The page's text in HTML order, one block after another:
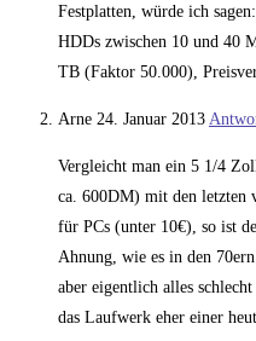
Festplatten, würde ich
HDDs zwischen 10 und 40
TB (Faktor 50.000),
Arne 24. Januar 2013
Vergleicht man ein 5 1/4
ca. 600DM) mit den letzten
für PCs (unter 10€), so ist
Ahnung, wie es in den
aber eigentlich alles
das Laufwerk eher einer